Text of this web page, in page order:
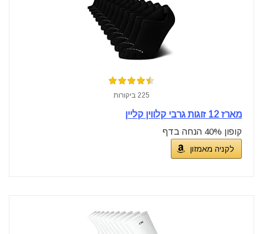
225 ביקורות
מארז 12 זוגות גרבי קלווין קליין
קופון 40% הנחה בדף
לקניה מאמזון